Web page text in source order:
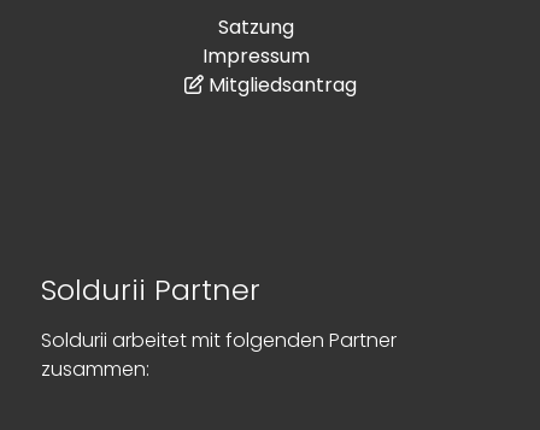
Satzung
Impressum
Mitgliedsantrag
Soldurii Partner
Soldurii arbeitet mit folgenden Partner
zusammen: